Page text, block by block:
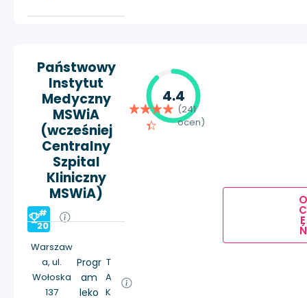
Państwowy
Instytut
Medyczny
MSWiA
(wcześniej
Centralny
Szpital
Kliniczny
MSWiA)
#
20
Warszaw
a, ul.
Wołoska
137
Progr
am
leko
T
A
K
4.4
(241
ocen)
O
C
E
Ń